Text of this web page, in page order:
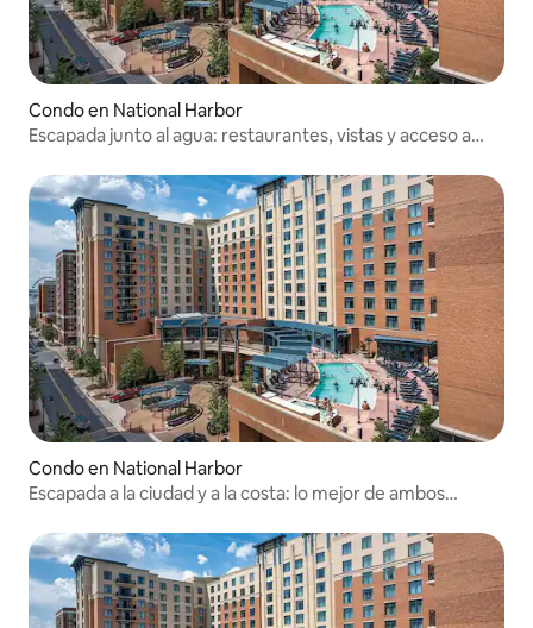
Condo en National Harbor
Escapada junto al agua: restaurantes, vistas y acceso a
Condo en National Harbor
Escapada a la ciudad y a la costa: lo mejor de ambos